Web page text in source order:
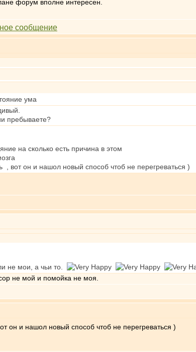
форум вполне интересен.
ума
пребываете?
на сколько есть причина в этом
вот он и нашол новый способ чтоб не перегреваться )
не мои, а чьи то.
не мой и помойка не моя.
он и нашол новый способ чтоб не перегреваться )